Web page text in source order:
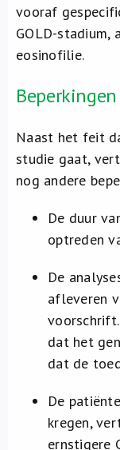
vooraf
GOLD-stadium,
eosinofilie.
Beperkingen
Naast het feit
studie gaat,
nog andere
De duur
optreden
De
afleveren
dat het
dat de
De
kregen,
ernstigere